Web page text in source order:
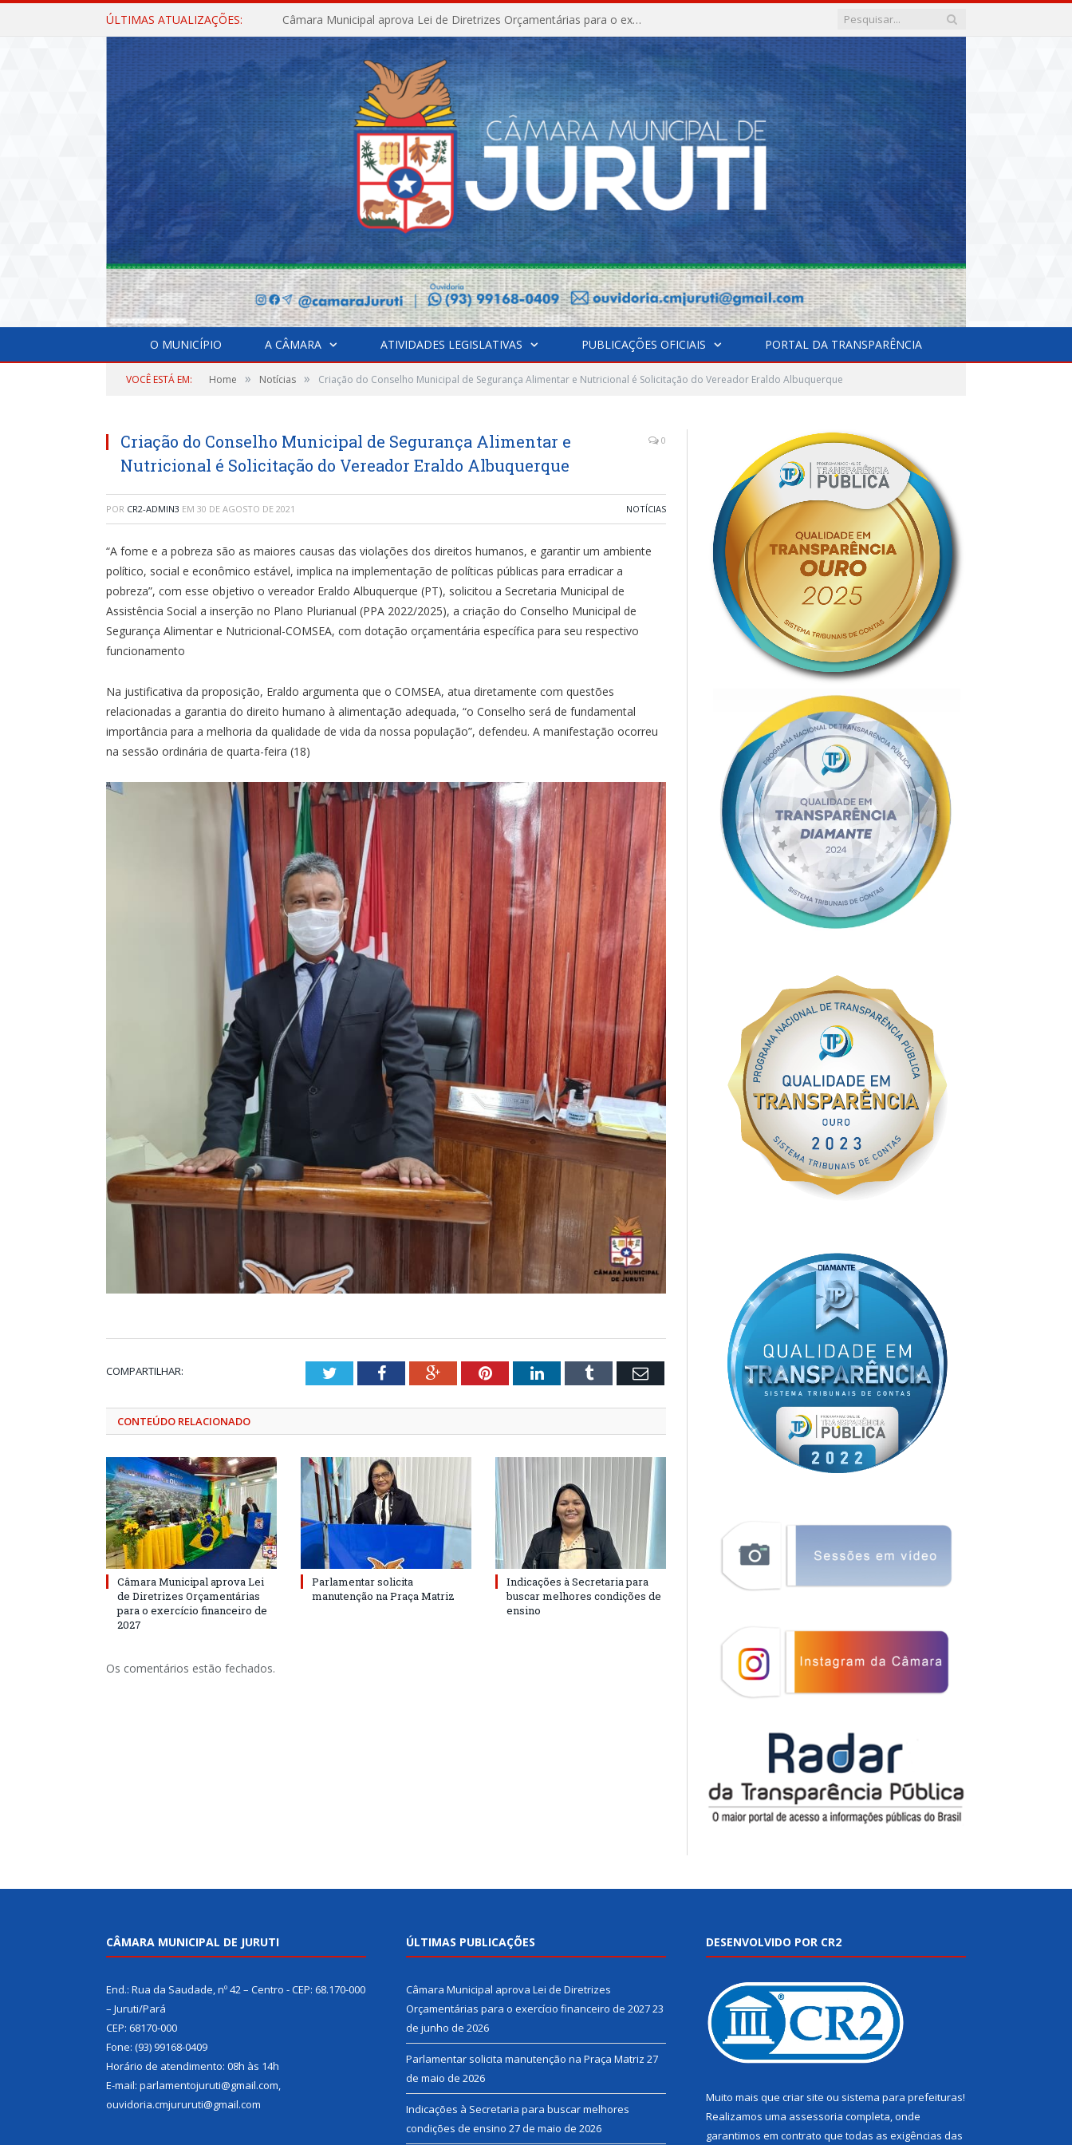
ÚLTIMAS ATUALIZAÇÕES: Câmara Municipal aprova Lei de Diretrizes Orçamentárias para o exercício financeiro de 2027
O MUNICÍPIO A CÂMARA ATIVIDADES LEGISLATIVAS PUBLICAÇÕES OFICIAIS PORTAL DA TRANSPARÊNCIA
VOCÊ ESTÁ EM: Home » Notícias » Criação do Conselho Municipal de Segurança Alimentar e Nutricional é Solicitação do Vereador Eraldo Albuquerque
Criação do Conselho Municipal de Segurança Alimentar e
Nutricional é Solicitação do Vereador Eraldo Albuquerque
0
POR CR2-ADMIN3 EM 30 DE AGOSTO DE 2021 NOTÍCIAS
“A fome e a pobreza são as maiores causas das violações dos direitos humanos, e garantir um ambiente
político, social e econômico estável, implica na implementação de políticas públicas para erradicar a
pobreza”, com esse objetivo o vereador Eraldo Albuquerque (PT), solicitou a Secretaria Municipal de
Assistência Social a inserção no Plano Plurianual (PPA 2022/2025), a criação do Conselho Municipal de
Segurança Alimentar e Nutricional-COMSEA, com dotação orçamentária específica para seu respectivo
funcionamento
Na justificativa da proposição, Eraldo argumenta que o COMSEA, atua diretamente com questões
relacionadas a garantia do direito humano à alimentação adequada, “o Conselho será de fundamental
importância para a melhoria da qualidade de vida da nossa população”, defendeu. A manifestação ocorreu
na sessão ordinária de quarta-feira (18)
COMPARTILHAR: TwitterFacebookGoogle+PinterestLinkedInTumblr Email
CONTEÚDO RELACIONADO
Câmara Municipal aprova Lei
de Diretrizes Orçamentárias
para o exercício financeiro de
2027
Parlamentar solicita
manutenção na Praça Matriz
Indicações à Secretaria para
buscar melhores condições de
ensino
Os comentários estão fechados.
CÂMARA MUNICIPAL DE JURUTI
End.: Rua da Saudade, nº 42 – Centro - CEP: 68.170-000
– Juruti/Pará
CEP: 68170-000
Fone: (93) 99168-0409
Horário de atendimento: 08h às 14h
E-mail: parlamentojuruti@gmail.com,
ouvidoria.cmjururuti@gmail.com
ÚLTIMAS PUBLICAÇÕES
Câmara Municipal aprova Lei de Diretrizes
Orçamentárias para o exercício financeiro de 202723
de junho de 2026
Parlamentar solicita manutenção na Praça Matriz 27
de maio de 2026
Indicações à Secretaria para buscar melhores
condições de ensino 27 de maio de 2026
DESENVOLVIDO POR CR2
Muito mais que criar site ou sistema para prefeituras!
Realizamos uma assessoria completa, onde
garantimos em contrato que todas as exigências das